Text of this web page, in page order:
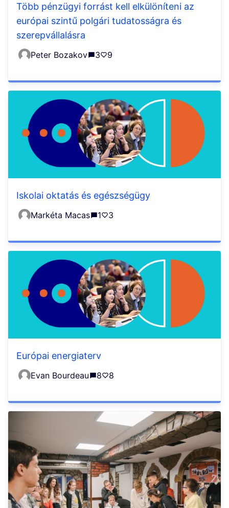
Több pénzügyi forrást kell elkülöníteni az
európai szintű polgári tudatosságra és
szerepvállalásra
Peter Bozakov 3 9
Iskolai oktatás és egészségügy
Markéta Macas 1 3
Európai energiaterv
Evan Bourdeau 8 8